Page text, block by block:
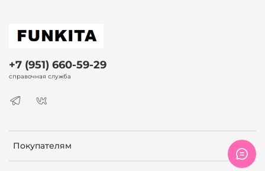
Покупателям
+7 (951) 660-59-29
справочная служба